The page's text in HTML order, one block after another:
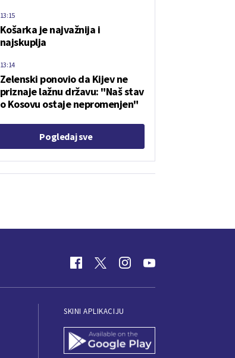
Košarka je najvažnija i
najskuplja
13:15
Zelenski ponovio da Kijev ne
priznaje lažnu državu: "Naš stav
o Kosovu ostaje nepromenjen"
13:14
Pogledaj sve
SKINI APLIKACIJU